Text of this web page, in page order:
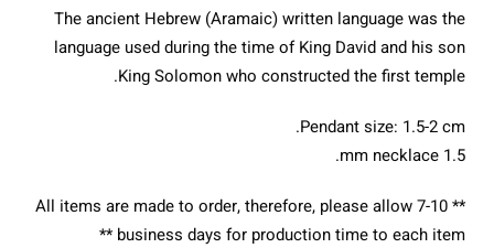
The ancient Hebrew (Aramaic) written language was the
language used during the time of King David and his son
King Solomon who constructed the first temple.
Pendant size: 1.5-2 cm.
1.5 mm necklace.
** All items are made to order, therefore, please allow 7-10
business days for production time to each item **